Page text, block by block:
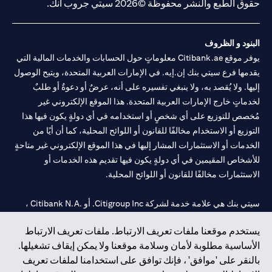
يستخدم موقعنا ملفات تعريف الارتباط. ملفات تعريف الارتباط
الأساسية مطلوبة لأمان وسلامة موقعنا ولا يمكن إيقاف تشغيلها.
بالنقر على 'موافق' ، فإنك توافق على استخدامنا لملفات تعريف
حقوق الطبع والنشر محفوظة ©2026 سيتي جروب انك.
البنود و الظروف
يوفر موقع Citibank.ae معلوماتٍ حول الحسابات والخدمات المالية التي
يقدمها فرع سيتي بنك إن.إيه. في الإمارات العربية المتحدة، ويتيح الوصول
إليها. ولا يُقصد به، ولا ينبغي تفسيره على أنه، عرضٌ أو دعوةٌ أو طلبٌ
لخدماتٍ خارج الإمارات العربية المتحدة. هذا الموقع الإلكتروني غير
مُخصص للتوزيع على أي شخصٍ أو استخدامه في أي دولةٍ يكون فيها هذا
التوزيع أو الاستخدام مخالفًا للقانون أو اللوائح المحلية، كما أن أيًا من
الخدمات أو الاستثمارات المشار إليها في هذا الموقع الإلكتروني غير متاحةٍ
للأشخاص المقيمين في أي دولةٍ يكون فيها تقديم هذه الخدمات أو
الاستثمارات مخالفًا للقانون أو اللوائح المحلية.
سيتي بنك هي علامة خدمة لشركة Citigroup Inc. أو .Citibank N.A ،
سيتي بنك إن. إيه. الإمارات مسجل لدى مصرف الإمارات المركزي تحت
أرقام التراخيص 202563 لفرع الوصل في دبي، 531989 لفرع مول